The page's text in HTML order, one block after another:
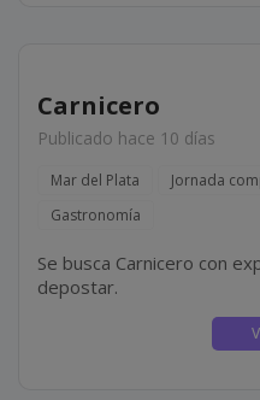
Carnicero
Publicado hace 10 días
Mar del Plata Jornada
Gastronomía
Se busca Carnicero con
depostar.